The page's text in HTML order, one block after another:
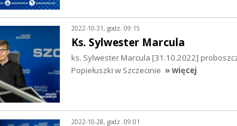
2022-10-31, godz. 09:15
Ks. Sylwester Marcula
ks. Sylwester Marcula [31.10.2022]
Popiełuszki w Szczecinie » więcej
2022-10-28, godz. 09:01